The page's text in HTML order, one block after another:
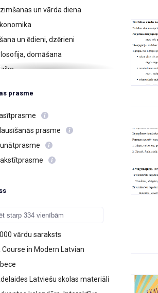
un vārda diena
un ēdieni, dzērieni
domāšana
Izglītība un skolas
emocijas
un restorāni
laiks, diena, mēnesis,
prasme
prasme
vārdu saraksts
Course in Modern Latvian
Latviešu skolas materiāli